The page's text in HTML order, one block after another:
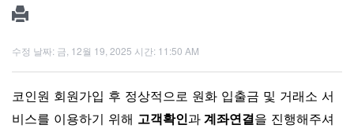
수정 날짜: 금, 12월 19, 2025 시간: 11:50 AM
코인원 회원가입 후 정상적으로 원화 입출금 및 거래소 서
비스를 이용하기 위해 고객확인과 계좌연결을 진행해주셔